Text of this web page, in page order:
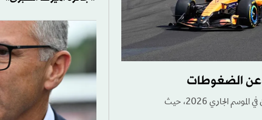
شهدت منافسات بطولة العالم لسباقات سيارات فورمولا 1، إثارة كبيرة حتى الآن في الموسم الجاري 2026، حيث